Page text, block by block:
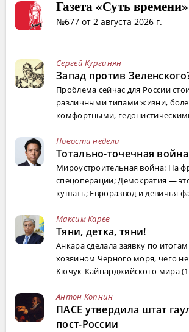
Газета «Суть времени»
№677 от 2 августа 2026 г.
Сергей Кургинян
Запад против
Проблема сейчас для России
различными типами жизни,
комфортными,
Новости недели
Тотально-точечная война
Мироустроительная война: На
спецоперации; Демократия —
кушать; Евроразвод и девичья
Максим Карев
Тяни, детка, тяни!
Анкара сделала заявку по
хозяином Черного моря, чего
Кючук-Кайнарджийского мира
Антон Копнин
ПАСЕ утвердила штат
пост-России